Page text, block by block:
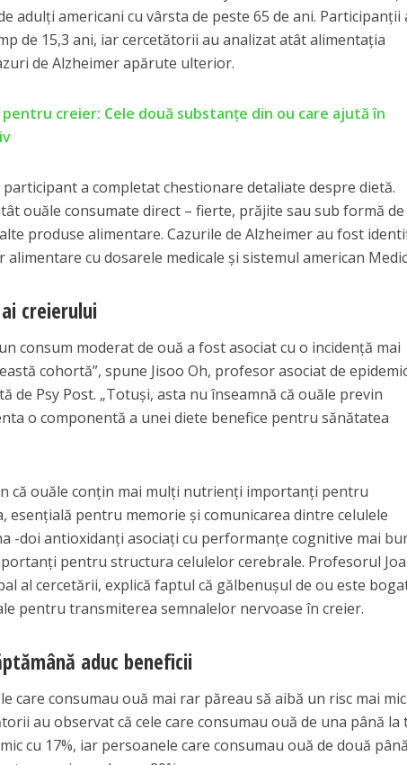
adulți americani cu vârsta de peste 65 de ani. Participanții
de 15,3 ani, iar cercetătorii au analizat atât alimentația
de Alzheimer apărute ulterior.
creier: Cele două substanțe din ou care ajută în
a completat chestionare detaliate despre dietă.
ouăle consumate direct – fierte, prăjite sau sub formă de
produse alimentare. Cazurile de Alzheimer au fost
cu dosarele medicale și sistemul american
creierului
consum moderat de ouă a fost asociat cu o incidență mai
cohortă”, spune Jisoo Oh, profesor asociat de
de Psy Post. „Totuși, asta nu înseamnă că ouăle previn
o componentă a unei diete benefice pentru sănătatea
că ouăle conțin mai mulți nutrienți importanți pentru
esențială pentru memorie și comunicarea dintre celulele
-doi antioxidanți asociați cu performanțe cognitive mai
pentru structura celulelor cerebrale. Profesorul
al cercetării, explică faptul că gălbenușul de ou este
pentru transmiterea semnalelor nervoase în creier.
aduc beneficii
care consumau ouă mai rar păreau să aibă un risc mai
au observat că cele care consumau ouă de una până la
cu 17%, iar persoanele care consumau ouă de două